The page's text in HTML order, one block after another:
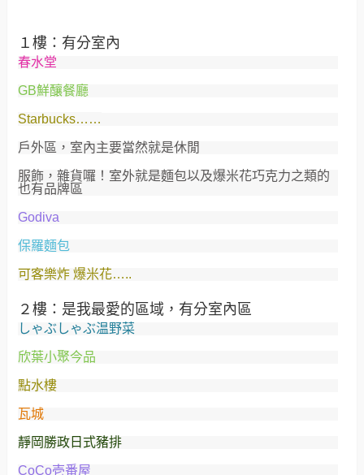
１樓：有分室內
春水堂
GB鮮釀餐廳
Starbucks……
戶外區，室內主要當然就是休閒
服飾，雜貨囉！室外就是麵包以及爆米花巧克力之類的
也有品牌區
Godiva
保羅麵包
可客樂炸 爆米花…..
２樓：是我最愛的區域，有分室內區
しゃぶしゃぶ温野菜
欣葉小聚今品
點水樓
瓦城
靜岡勝政日式豬排
CoCo壱番屋